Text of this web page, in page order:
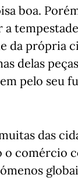
boa.
da própria
delas
pelo seu
das
o comércio